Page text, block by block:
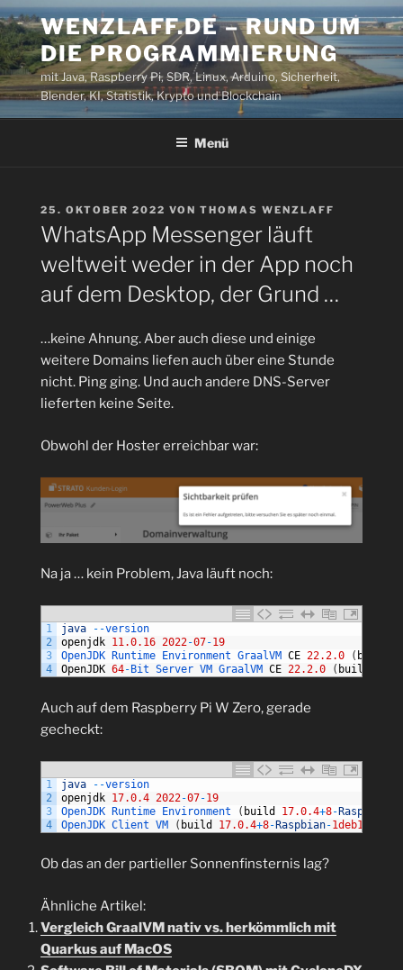
Zum
Inhalt
springen
WENZLAFF.DE – RUND UM
DIE PROGRAMMIERUNG
mit Java, Raspberry Pi, SDR, Linux, Arduino, Sicherheit,
Blender, KI, Statistik, Krypto und Blockchain
Menü
VERÖFFENTLICHT
AM
25. OKTOBER 2022 VON THOMAS WENZLAFF
WhatsApp Messenger läuft
weltweit weder in der App noch
auf dem Desktop, der Grund …
…keine Ahnung. Aber auch diese und einige
weitere Domains liefen auch über eine Stunde
nicht. Ping ging. Und auch andere DNS-Server
lieferten keine Seite.
Obwohl der Hoster erreichbar war:
Na ja … kein Problem, Java läuft noch:
1
2
3
4
java --version
openjdk 11.0.16 2022-07-19
OpenJDK Runtime Environment GraalVM CE 22.2.0 ( build
OpenJDK 64-Bit Server VM GraalVM CE 22.2.0 ( build
Auch auf dem Raspberry Pi W Zero, gerade
gecheckt:
1
2
3
4
java --version
openjdk 17.0.4 2022-07-19
OpenJDK Runtime Environment ( build 17.0.4+8-Raspbian
OpenJDK Client VM ( build 17.0.4+8-Raspbian-
Ob das an der partieller Sonnenfinsternis lag?
Ähnliche Artikel:
Vergleich GraalVM nativ vs. herkömmlich mit
Quarkus auf MacOS